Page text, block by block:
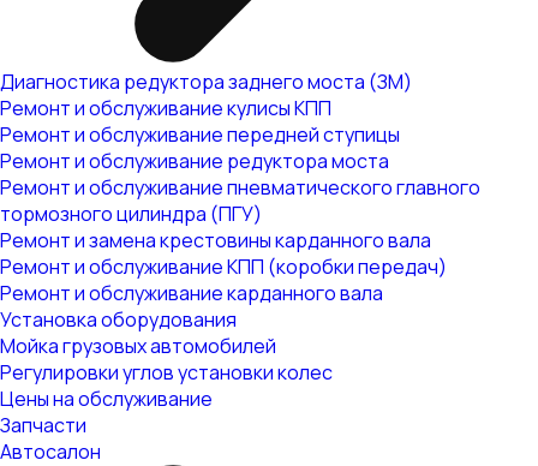
Диагностика редуктора заднего моста (ЗМ)
Ремонт и обслуживание кулисы КПП
Ремонт и обслуживание передней ступицы
Ремонт и обслуживание редуктора моста
Ремонт и обслуживание пневматического главного
тормозного цилиндра (ПГУ)
Ремонт и замена крестовины карданного вала
Ремонт и обслуживание КПП (коробки передач)
Ремонт и обслуживание карданного вала
Установка оборудования
Мойка грузовых автомобилей
Регулировки углов установки колес
Цены на обслуживание
Запчасти
Автосалон